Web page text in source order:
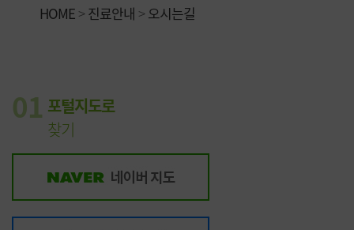
HOME > 진료안내 > 오시는길
01 포털지도로
찾기